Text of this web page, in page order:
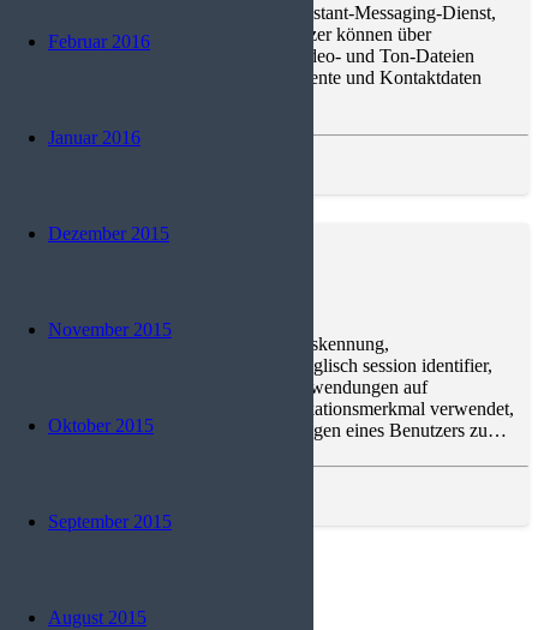
Februar 2016
Januar 2016
Dezember 2015
November 2015
Oktober 2015
September 2015
August 2015
WhatsApp ist ein 2009 gegründeter Instant-Messaging-Dienst,
der seit 2014 Facebook gehört. Benutzer können über
WhatsApp Textnachrichten, Bild-, Video- und Ton-Dateien
sowie Standortinformationen, Dokumente und Kontaktdaten
Session-ID (Sitzungsbezeichner)
Ein Sitzungsbezeichner (auch Sitzungskennung,
Sitzungsnummer oder Sitzungs-ID, englisch session identifier,
kurz englisch session ID) wird bei Anwendungen auf
zustandslosen Protokollen als Identifikationsmerkmal verwendet,
um mehrere zusammengehörige Anfragen eines Benutzers zu…
Kontakt